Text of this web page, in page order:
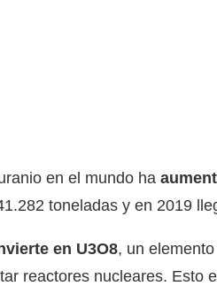
en el mundo ha
toneladas y en 2019
en U3O8, un
reactores nucleares. Esto